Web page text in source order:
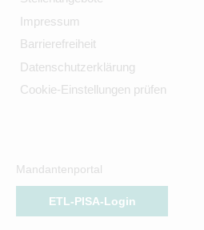
Impressum
Barrierefreiheit
Datenschutzerklärung
Cookie-Einstellungen prüfen
Mandantenportal
ETL-PISA-Login